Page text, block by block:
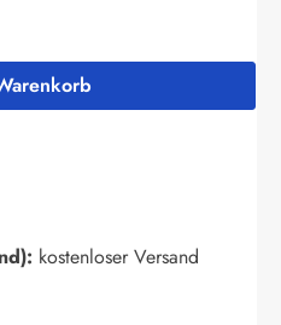
gewünschten
kostenloser Versand